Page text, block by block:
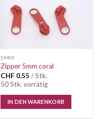
5MM
Zipper 5mm coral
CHF 0.55 / Stk.
50 Stk. vorrätig
IN DEN WARENKORB